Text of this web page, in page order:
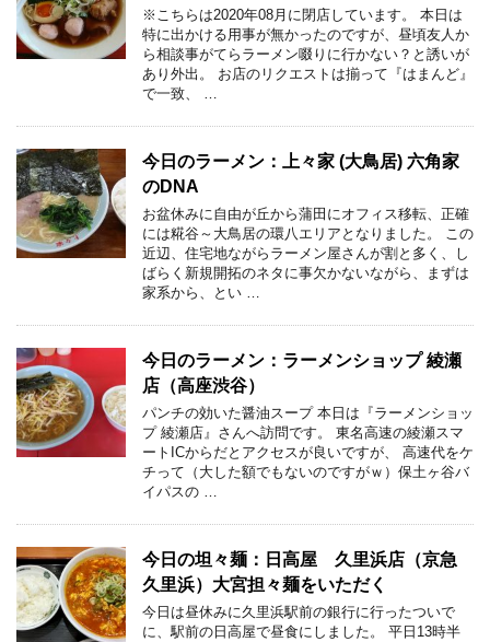
※こちらは2020年08月に閉店しています。 本日は
特に出かける用事が無かったのですが、昼頃友人か
ら相談事がてらラーメン啜りに行かない？と誘いが
あり外出。 お店のリクエストは揃って『はまんど』
で一致、 …
今日のラーメン：上々家 (大鳥居) 六角家
のDNA
お盆休みに自由が丘から蒲田にオフィス移転、正確
には糀谷～大鳥居の環八エリアとなりました。 この
近辺、住宅地ながらラーメン屋さんが割と多く、し
ばらく新規開拓のネタに事欠かないながら、まずは
家系から、とい …
今日のラーメン：ラーメンショップ 綾瀬
店（高座渋谷）
パンチの効いた醤油スープ 本日は『ラーメンショッ
プ 綾瀬店』さんへ訪問です。 東名高速の綾瀬スマ
ートICからだとアクセスが良いですが、 高速代をケ
チって（大した額でもないのですがｗ）保土ヶ谷バ
イパスの …
今日の坦々麺：日高屋 久里浜店（京急
久里浜）大宮担々麺をいただく
今日は昼休みに久里浜駅前の銀行に行ったついで
に、駅前の日高屋で昼食にしました。 平日13時半